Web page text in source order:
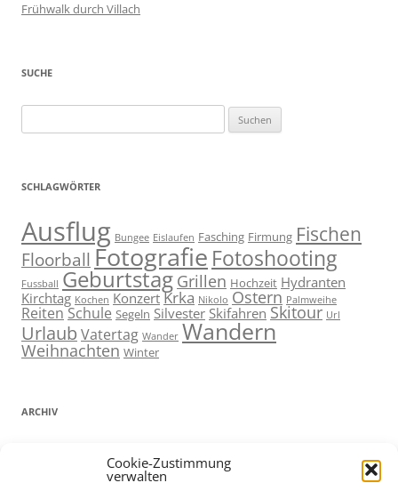
Cookie-Zustimmung
verwalten
Frühwalk durch Villach
SUCHE
nach:
SCHLAGWÖRTER
Ausflug Bungee Eislaufen Fasching Firmung Fischen
Floorball Fotografie Fotoshooting
Fussball Geburtstag Grillen Hochzeit Hydranten
Kirchtag Kochen Konzert Krka Nikolo Ostern Palmweihe
Reiten Schule Segeln Silvester Skifahren Skitour Url
Urlaub Vatertag Wander Wandern
Weihnachten Winter
ARCHIV